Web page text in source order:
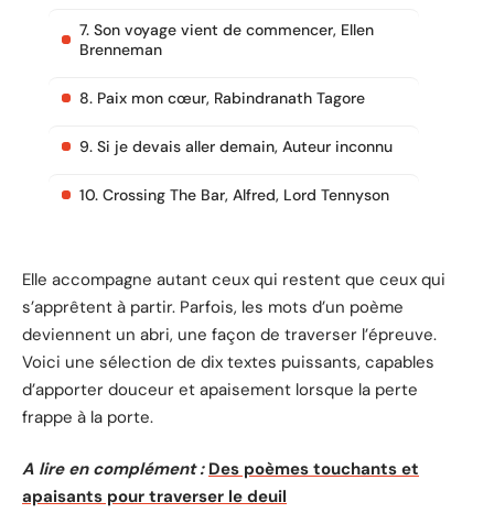
7. Son voyage vient de commencer, Ellen
Brenneman
8. Paix mon cœur, Rabindranath Tagore
9. Si je devais aller demain, Auteur inconnu
10. Crossing The Bar, Alfred, Lord Tennyson
Elle accompagne autant ceux qui restent que ceux qui
s’apprêtent à partir. Parfois, les mots d’un poème
deviennent un abri, une façon de traverser l’épreuve.
Voici une sélection de dix textes puissants, capables
d’apporter douceur et apaisement lorsque la perte
frappe à la porte.
A lire en complément : Des poèmes touchants et
apaisants pour traverser le deuil